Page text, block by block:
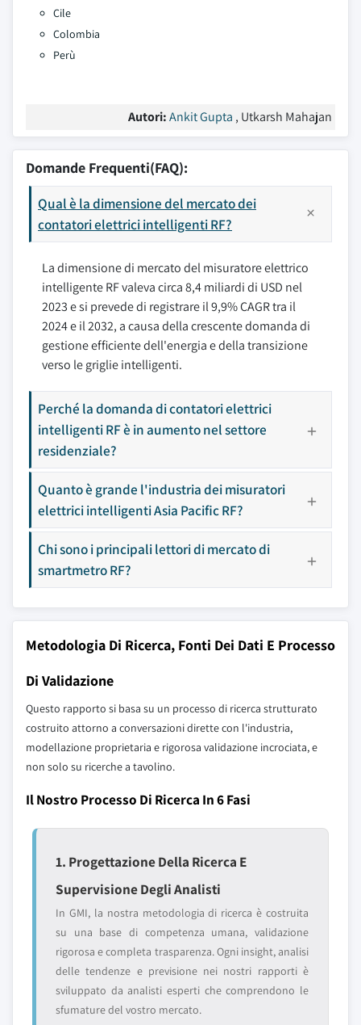
Cile
Colombia
Perù
Autori:Ankit Gupta , Utkarsh Mahajan
Domande Frequenti(FAQ):
Qual è la dimensione del mercato dei
contatori elettrici intelligenti RF?
La dimensione di mercato del misuratore elettrico
intelligente RF valeva circa 8,4 miliardi di USD nel
2023 e si prevede di registrare il 9,9% CAGR tra il
2024 e il 2032, a causa della crescente domanda di
gestione efficiente dell'energia e della transizione
verso le griglie intelligenti.
Perché la domanda di contatori elettrici
intelligenti RF è in aumento nel settore
residenziale?
Quanto è grande l'industria dei misuratori
elettrici intelligenti Asia Pacific RF?
Chi sono i principali lettori di mercato di
smartmetro RF?
Metodologia Di Ricerca, Fonti Dei Dati E Processo
Di Validazione
Questo rapporto si basa su un processo di ricerca strutturato
costruito attorno a conversazioni dirette con l'industria,
modellazione proprietaria e rigorosa validazione incrociata, e
non solo su ricerche a tavolino.
Il Nostro Processo Di Ricerca In 6 Fasi
1. Progettazione Della Ricerca E
Supervisione Degli Analisti
In GMI, la nostra metodologia di ricerca è costruita
su una base di competenza umana, validazione
rigorosa e completa trasparenza. Ogni insight, analisi
delle tendenze e previsione nei nostri rapporti è
sviluppato da analisti esperti che comprendono le
sfumature del vostro mercato.